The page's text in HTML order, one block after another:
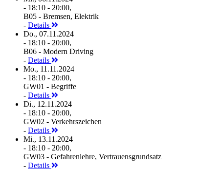
- 18:10 - 20:00,
B05 - Bremsen, Elektrik
- Details
Do., 07.11.2024
- 18:10 - 20:00,
B06 - Modern Driving
- Details
Mo., 11.11.2024
- 18:10 - 20:00,
GW01 - Begriffe
- Details
Di., 12.11.2024
- 18:10 - 20:00,
GW02 - Verkehrszeichen
- Details
Mi., 13.11.2024
- 18:10 - 20:00,
GW03 - Gefahrenlehre, Vertrauensgrundsatz
- Details